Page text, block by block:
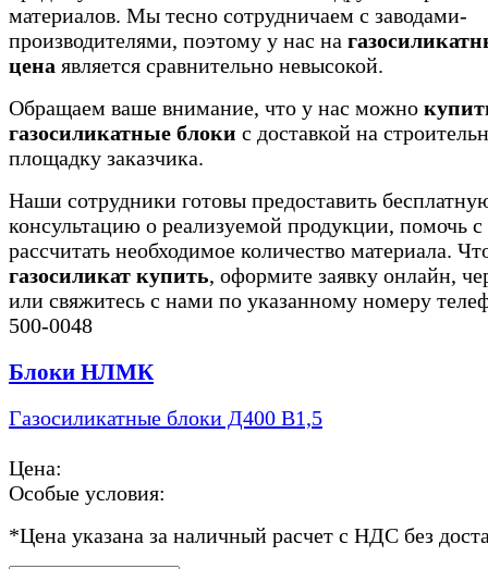
материалов. Мы тесно сотрудничаем с заводами-
производителями, поэтому у нас на
цена является сравнительно невысокой.
Обращаем ваше внимание, что у нас можно
газосиликатные блоки с доставкой на
площадку заказчика.
Наши сотрудники готовы предоставить
консультацию о реализуемой продукции, помочь
рассчитать необходимое количество материала.
газосиликат купить, оформите заявку онлайн,
или свяжитесь с нами по указанному номеру
500-0048
Блоки НЛМК
Газосиликатные блоки Д400 В1,5
Цена:
Особые условия:
*Цена указана за наличный расчет с НДС без